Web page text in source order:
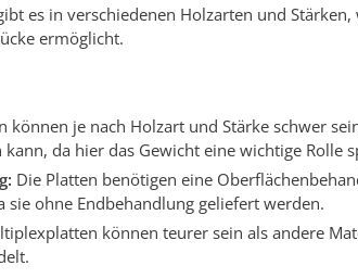
es in verschiedenen Holzarten und
ermöglicht.
können je nach Holzart und Stärke schwer
da hier das Gewicht eine wichtige Rolle
Die Platten benötigen eine
sie ohne Endbehandlung geliefert werden.
können teurer sein als andere